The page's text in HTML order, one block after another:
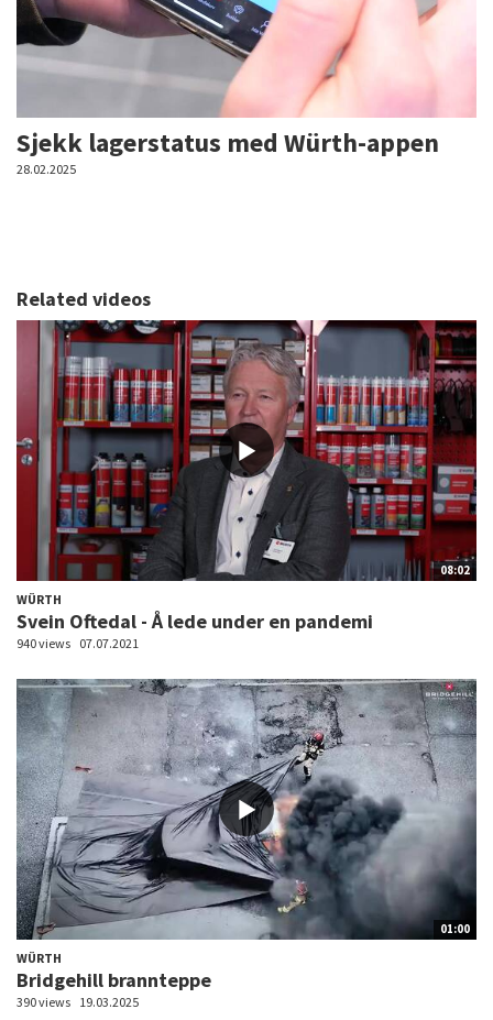
Sjekk lagerstatus med Würth-appen
28.02.2025
Related videos
08:02
WÜRTH
Svein Oftedal - Å lede under en pandemi
940 views 07.07.2021
01:00
WÜRTH
Bridgehill brannteppe
390 views 19.03.2025